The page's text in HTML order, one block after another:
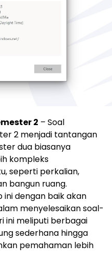
2 – Soal
2 menjadi tantangan
dua biasanya
kompleks
seperti perkalian,
bangun ruang.
dengan baik akan
menyelesaikan soal-
ini meliputi berbagai
sederhana hingga
pemahaman lebih